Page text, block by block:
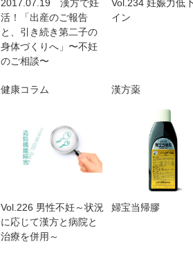
2017.07.19 漢方で妊
活！「出産のご報告
と、引き続き第二子の
身体づくりへ」〜不妊
のご相談〜
Vol.234 妊娠力低
イン
健康コラム
Vol.226 男性不妊～状況
に応じて漢方と病院と
治療を併用～
漢方薬
婦宝当帰膠